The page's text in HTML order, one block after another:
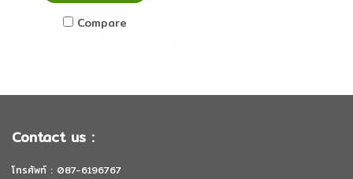
Compare
Contact us :
โทรศัพท์ : 087-6196767